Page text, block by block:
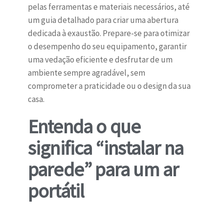
pelas ferramentas e materiais necessários, até
um guia detalhado para criar uma abertura
dedicada à exaustão. Prepare-se para otimizar
o desempenho do seu equipamento, garantir
uma vedação eficiente e desfrutar de um
ambiente sempre agradável, sem
comprometer a praticidade ou o design da sua
casa.
Entenda o que
significa “instalar na
parede” para um ar
portátil